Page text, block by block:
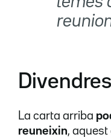
La carta arriba
reuneixin, aquest